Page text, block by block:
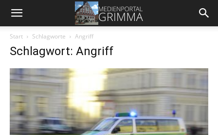
Start Schlagworte Angriff
Schlagwort: Angriff